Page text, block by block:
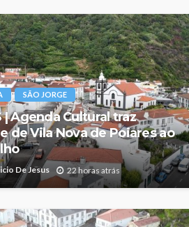
SÃO JORGE
| Agenda Cultural traz
de Vila Nova de Poiares ao
De Jesus 22 horas atrás